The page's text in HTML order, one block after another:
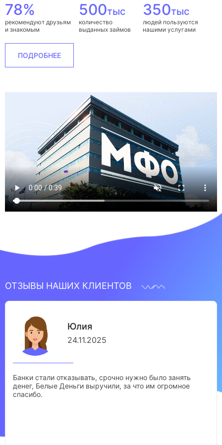
78%
рекомендуют друзьям
и знакомым
500тыс
количество
выданных займов
350тыс
людей пользуются
нашими услугами
ПОДРОБНЕЕ
ОТЗЫВЫ НАШИХ КЛИЕНТОВ
Юлия
24.11.2025
Банки стали отказывать, срочно нужно было занять
денег, Белые Деньги выручили, за что им огромное
спасибо.